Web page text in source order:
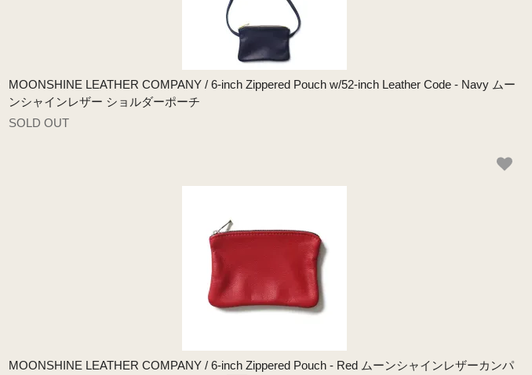
MOONSHINE LEATHER COMPANY / 6-inch Zippered Pouch w/52-inch Leather Code - Navy ムー
ンシャインレザー ショルダーポーチ
SOLD OUT
MOONSHINE LEATHER COMPANY / 6-inch Zippered Pouch - Red ムーンシャインレザーカンパ